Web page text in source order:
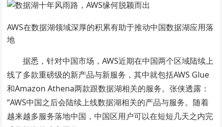
AWS在数据湖领域深厚的积累有助于推动中国数据湖应用落
地
据悉，针对中国市场，AWS近期在中国两个区域陆续上
线了多款重磅级的新产品与新服务，其中就包括AWS Glue
和Amazon Athena两款跟数据湖相关的服务。张侠透露：
“AWS中国之后会陆续上线数据湖相关的产品与服务。随着
越来越多服务落地中国，中国区用户可以在短短几天之内完